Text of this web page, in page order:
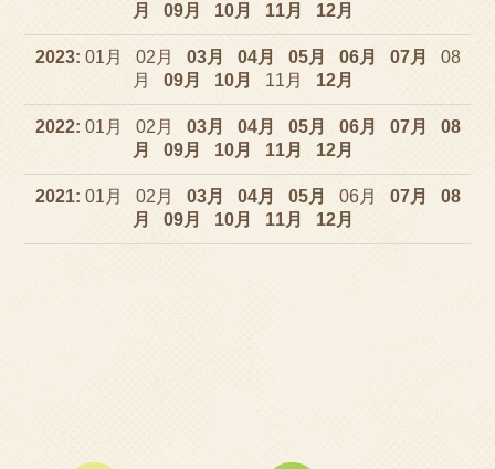
09
10 11 12
2023 01 02 03 04 05 06 07
08
09
10 11 12
2022 01 02 03 04 05 06 07
08
09
10 11 12
2021 01 02 03 04 05 06 07
08
09
10 11 12